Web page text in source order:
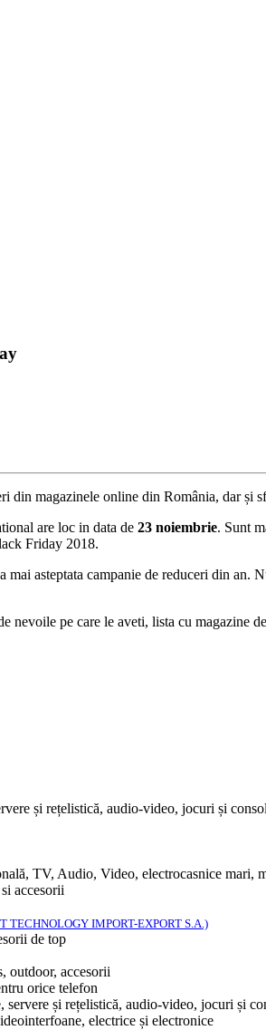
din magazinele online din România, dar și
are loc in data de 23 noiembrie. Sunt
Friday 2018.
mai asteptata campanie de reduceri din an.
nevoile pe care le aveti, lista cu magazine de
și rețelistică, audio-video, jocuri și
TV, Audio, Video, electrocasnice mari,
accesorii
TECHNOLOGY IMPORT-EXPORT S.A.)
de top
outdoor, accesorii
orice telefon
și rețelistică, audio-video, jocuri și
electrice și electronice